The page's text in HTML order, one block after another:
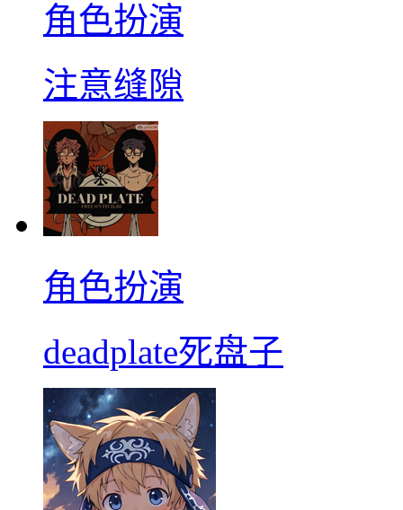
角色扮演
注意缝隙
角色扮演
deadplate死盘子